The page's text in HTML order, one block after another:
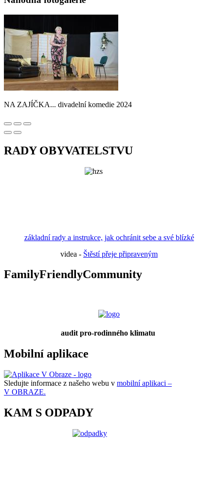
NA ZAJÍČKA... divadelní komedie 2024
RADY OBYVATELSTVU
základní rady a instrukce, jak ochránit sebe a své blízké
videa - Štěstí přeje připraveným
FamilyFriendlyCommunity
audit pro-rodinného klimatu
Mobilní aplikace
Sledujte informace z našeho webu v mobilní aplikaci –
V OBRAZE.
KAM S ODPADY